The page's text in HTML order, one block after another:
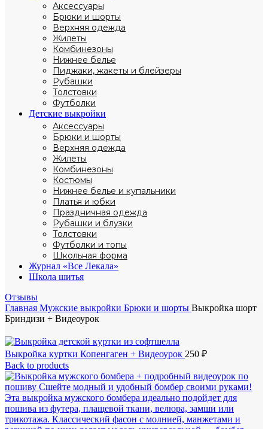
Аксессуары
Брюки и шорты
Верхняя одежда
Жилеты
Комбинезоны
Нижнее белье
Пиджаки, жакеты и блейзеры
Рубашки
Толстовки
Футболки
Детские выкройки
Аксессуары
Брюки и шорты
Верхняя одежда
Жилеты
Комбинезоны
Костюмы
Нижнее белье и купальники
Платья и юбки
Праздничная одежда
Рубашки и блузки
Толстовки
Футболки и топы
Школьная форма
Журнал «Все Лекала»
Школа шитья
Отзывы
Главная Мужские выкройки Брюки и шорты Выкройка шорт
Бриндизи + Видеоурок
Выкройка куртки Копенгаген + Видеоурок 250 ₽
Back to products